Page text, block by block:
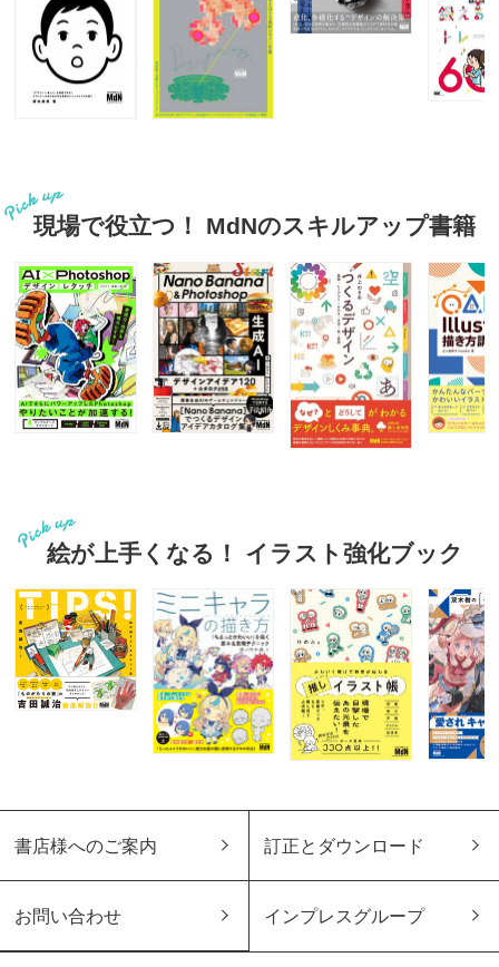
現場で役立つ！ MdNのスキルアップ書籍
絵が上手くなる！ イラスト強化ブック
書店様へのご案内 訂正とダウンロード
お問い合わせ インプレスグループ